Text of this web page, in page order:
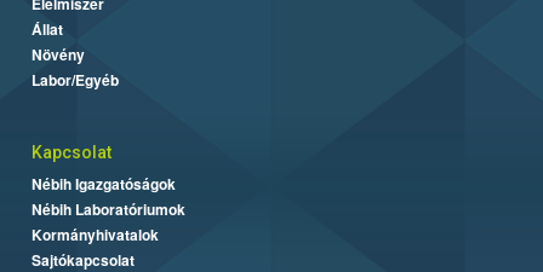
Állat
Növény
Labor/Egyéb
Kapcsolat
Nébih Igazgatóságok
Nébih Laboratóriumok
Kormányhivatalok
Sajtókapcsolat